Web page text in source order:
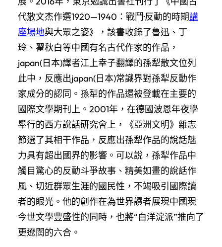
代散文杰作選1920—1940：戰鬥·反動的時期講
座場地與大眾之姿》，該書收錄了魯迅、丁
玲、翟秋白等中國有名古代作家的作品，
japan(日本)譯者江上幸子翻譯的孫犁散文位列
此中，反應出japan(日本)常識界對孫犁反動作
家成分的認同。孫犁的作品還被登載在主要的
國際文學期刊上。2001年，在德國波恩年夜學
舉行的西方說話研究會上，《亞洲文明》雜志
節選了其相干作品，反應出孫犁作品的說話魅
力具有超出國界的影響。可以說，孫犁作品中
觸目驚心的反動斗爭故事、精美如畫的說話作
風、切近群眾生涯的國民性，不竭吸引國際讀
者的眼光。他的創作在為世界讀者展現中國現
今世文學豐盛性的同時，也將“白洋淀派”推向了
更遼闊的六合。